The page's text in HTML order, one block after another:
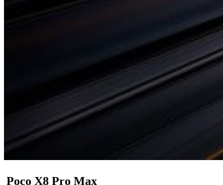
Poco X8 Pro Max